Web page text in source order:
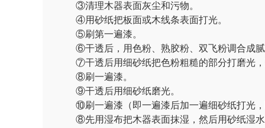
③清理木器表面灰尘和污物。
④用砂纸把板面或木线条表面打光。
⑤刷第一遍漆。
⑥干透后，用色粉、熟胶粉、双飞粉调合成腻
⑦干透后用细砂纸把色粉粗糙的部分打磨光，
⑧刷一遍漆。
⑨干透后用细砂纸磨光。
⑩刷一遍漆（即一遍漆后加一遍细砂纸打光，
⑧先用湿布把木器表面抹湿，然后用砂纸湿水